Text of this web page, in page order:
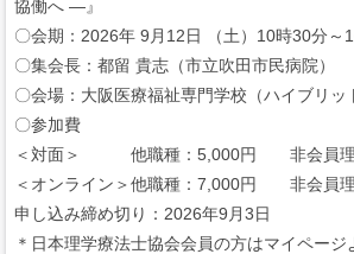
協働へ ―』
〇会期：2026年 9月12日 （土）10時30分～
〇集会長：都留 貴志（市立吹田市民病院）
〇会場：大阪医療福祉専門学校（ハイブリッ
〇参加費
＜対面＞ 他職種：5,000円 非会員理
＜オンライン＞他職種：7,000円 非会員理
申し込み締め切り：2026年9月3日
＊日本理学療法士協会会員の方はマイペー